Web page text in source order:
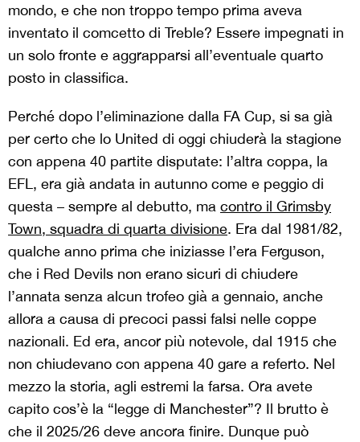
mondo, e che non troppo tempo prima aveva
inventato il comcetto di Treble? Essere impegnati in
un solo fronte e aggrapparsi all’eventuale quarto
posto in classifica.
Perché dopo l’eliminazione dalla FA Cup, si sa già
per certo che lo United di oggi chiuderà la stagione
con appena 40 partite disputate: l’altra coppa, la
EFL, era già andata in autunno come e peggio di
questa – sempre al debutto, ma contro il Grimsby
Town, squadra di quarta divisione. Era dal 1981/82,
qualche anno prima che iniziasse l’era Ferguson,
che i Red Devils non erano sicuri di chiudere
l’annata senza alcun trofeo già a gennaio, anche
allora a causa di precoci passi falsi nelle coppe
nazionali. Ed era, ancor più notevole, dal 1915 che
non chiudevano con appena 40 gare a referto. Nel
mezzo la storia, agli estremi la farsa. Ora avete
capito cos’è la “legge di Manchester”? Il brutto è
che il 2025/26 deve ancora finire. Dunque può